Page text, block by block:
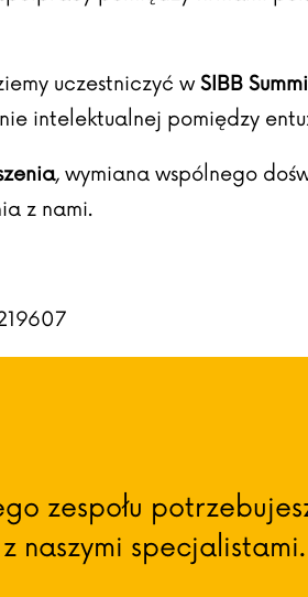
uczestniczyć w SIBB
intelektualnej pomiędzy
, wymiana wspólnego
z nami.
zespołu
naszymi specjalistami.